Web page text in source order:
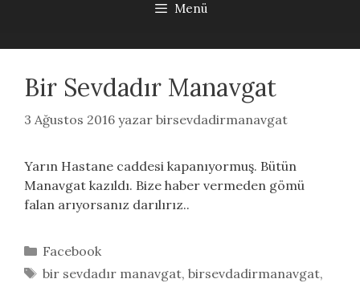
Menü
Bir Sevdadır Manavgat
3 Ağustos 2016 yazar birsevdadirmanavgat
Yarın Hastane caddesi kapanıyormuş. Bütün
Manavgat kazıldı. Bize haber vermeden gömü
falan arıyorsanız darılırız..
Kategoriler
Facebook
Etiketler
bir sevdadır manavgat, birsevdadirmanavgat,